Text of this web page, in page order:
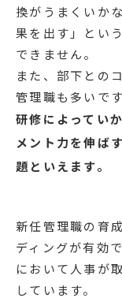
換がうまくいか
果を出す」とい
できません。
また、部下との
管理職も多いです
研修によってい
メント力を伸ば
題といえます。
新任管理職の育
ディングが有効
において人事が
しています。